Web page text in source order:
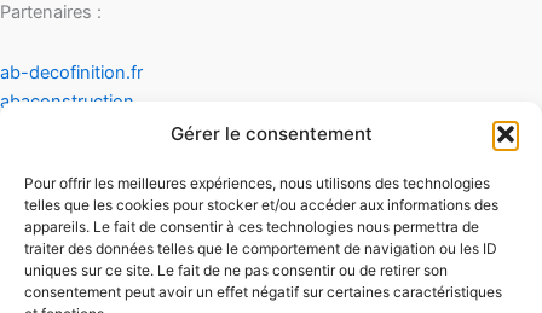
Gérer le consentement
Pour offrir les meilleures expériences, nous utilisons des technologies
telles que les cookies pour stocker et/ou accéder aux informations des
appareils. Le fait de consentir à ces technologies nous permettra de
traiter des données telles que le comportement de navigation ou les ID
uniques sur ce site. Le fait de ne pas consentir ou de retirer son
consentement peut avoir un effet négatif sur certaines caractéristiques
Partenaires :
ab-decofinition.fr
abaconstruction
infinideco
Contact
Mentions légales
Conditions générales d'utilisation